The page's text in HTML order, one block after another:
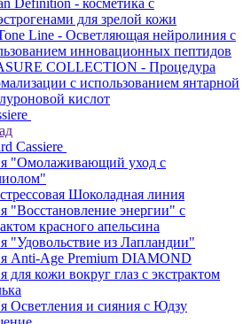
Definition - косметика с
для зрелой кожи
Line - Осветляющая нейролиния с
инновационных пептидов
COLLECTION - Процедура
с использованием янтарной
кислот
Cassiere
"Омолаживающий уход с
Шоколадная линия
"Восстановление энергии" с
красного апельсина
"Удовольствие из Лапландии"
Anti-Age Premium DIAMOND
для кожи вокруг глаз с экстрактом
Осветления и сияния с Юдзу